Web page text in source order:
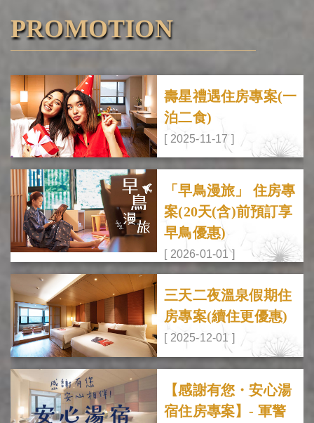
PROMOTION
壽星禮遇住房專案(一
泊二食)
[ 2025-11-17 ]
「早鳥漫旅」 住房專
案(20天(含)前預訂享
早鳥優惠)
[ 2026-01-01 ]
三天二夜溫泉假期住
房專案(續住更優惠)
[ 2025-12-01 ]
【感謝有您・安心湯
宿住房專案】- 軍警